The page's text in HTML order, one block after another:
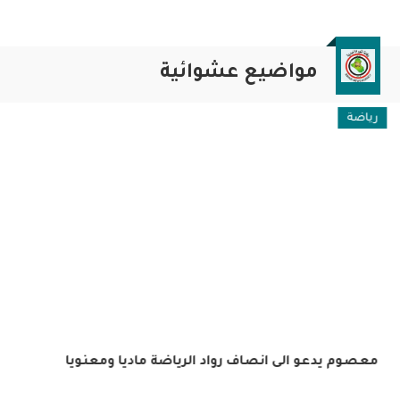
مواضيع عشوائية
رياضة
معصوم يدعو الى انصاف رواد الرياضة ماديا ومعنويا